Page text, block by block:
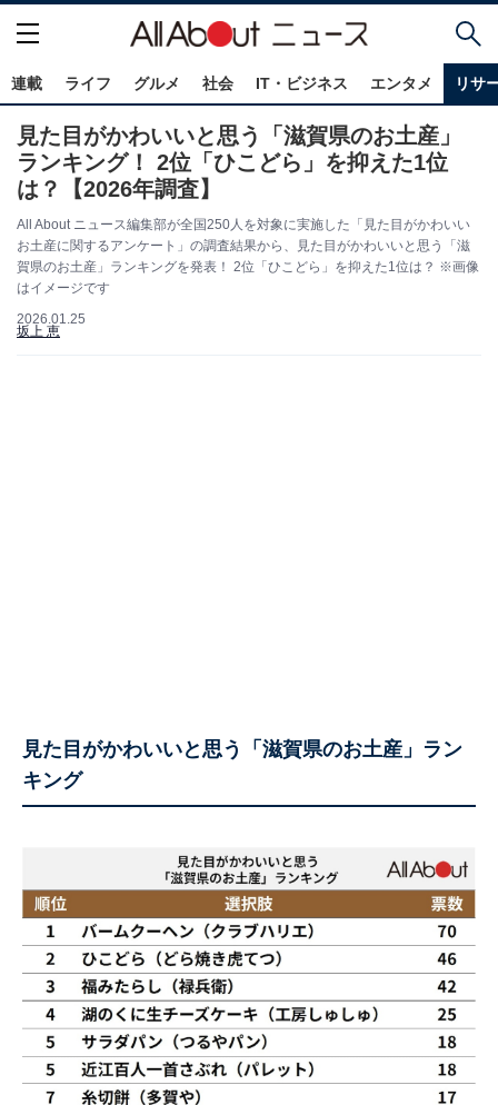
連載 ライフ グルメ 社会 IT・ビジネス エンタメ リサ
見た目がかわいいと思う「滋賀県のお土産」
ランキング！ 2位「ひこどら」を抑えた1位
は？【2026年調査】
All About ニュース編集部が全国250人を対象に実施した「見た目がかわいい
お土産に関するアンケート」の調査結果から、見た目がかわいいと思う「滋
賀県のお土産」ランキングを発表！ 2位「ひこどら」を抑えた1位は？ ※画像
はイメージです
2026.01.25
坂上 恵
見た目がかわいいと思う「滋賀県のお土産」ラン
キング